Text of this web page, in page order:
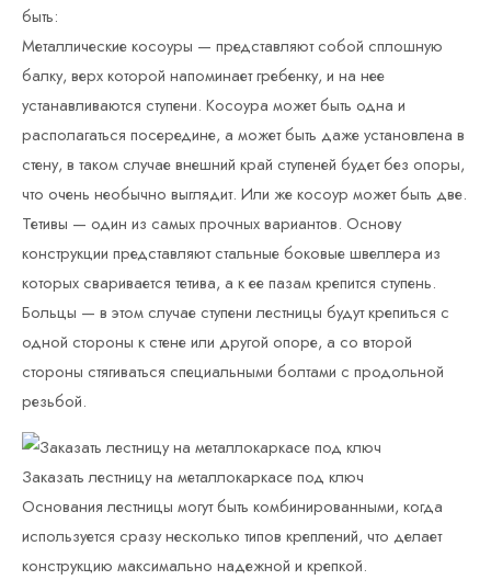
быть:
Металлические косоуры — представляют собой сплошную
балку, верх которой напоминает гребенку, и на нее
устанавливаются ступени. Косоура может быть одна и
располагаться посередине, а может быть даже установлена в
стену, в таком случае внешний край ступеней будет без опоры,
что очень необычно выглядит. Или же косоур может быть две.
Тетивы — один из самых прочных вариантов. Основу
конструкции представляют стальные боковые швеллера из
которых сваривается тетива, а к ее пазам крепится ступень.
Больцы — в этом случае ступени лестницы будут крепиться с
одной стороны к стене или другой опоре, а со второй
стороны стягиваться специальными болтами с продольной
резьбой.
Заказать лестницу на металлокаркасе под ключ
Основания лестницы могут быть комбинированными, когда
используется сразу несколько типов креплений, что делает
конструкцию максимально надежной и крепкой.